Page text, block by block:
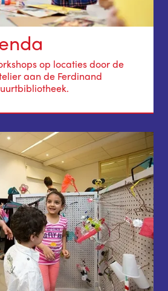
op locaties door de
aan de Ferdinand